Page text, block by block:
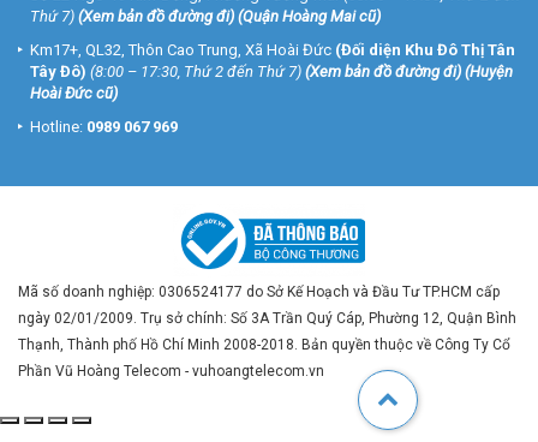
Thứ 7) (Xem bản đồ đường đi) (Quận Hoàng Mai cũ)
Km17+, QL32, Thôn Cao Trung, Xã Hoài Đức (Đối diện Khu Đô Thị Tân
Tây Đô) (8:00 – 17:30, Thứ 2 đến Thứ 7) (Xem bản đồ đường đi) (Huyện
Hoài Đức cũ)
Hotline: 0989 067 969
Mã số doanh nghiệp: 0306524177 do Sở Kế Hoạch và Đầu Tư TP.HCM cấp
ngày 02/01/2009. Trụ sở chính: Số 3A Trần Quý Cáp, Phường 12, Quận Bình
Thạnh, Thành phố Hồ Chí Minh 2008-2018. Bản quyền thuộc về Công Ty Cổ
Phần Vũ Hoàng Telecom - vuhoangtelecom.vn